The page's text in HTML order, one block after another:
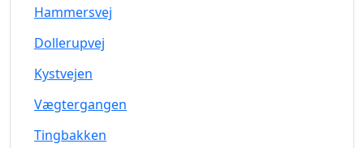
Hammersvej
Dollerupvej
Kystvejen
Vægtergangen
Tingbakken